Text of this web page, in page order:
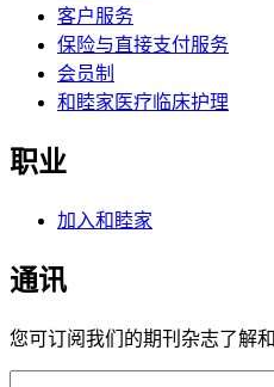
客户服务
保险与直接支付服务
会员制
和睦家医疗临床护理
职业
加入和睦家
通讯
您可订阅我们的期刊杂志了解